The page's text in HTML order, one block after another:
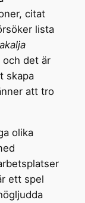
citat
lista
det är
skapa
att tro
olika
ett spel